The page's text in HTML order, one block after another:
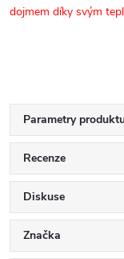
dojmem díky svým
Parametry
Recenze
Diskuse
Značka